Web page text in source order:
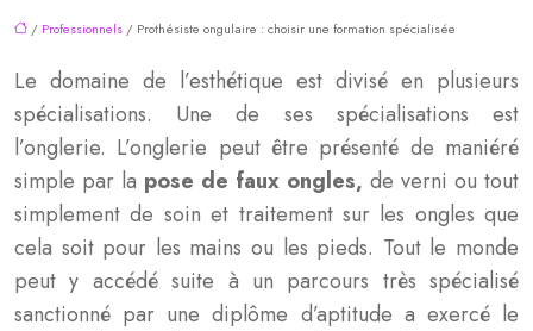
/ Professionnels / Prothésiste ongulaire : choisir une formation spécialisée
Le domaine de l’esthétique est divisé en plusieurs
spécialisations. Une de ses spécialisations est
l’onglerie. L’onglerie peut être présenté de maniéré
simple par la pose de faux ongles, de verni ou tout
simplement de soin et traitement sur les ongles que
cela soit pour les mains ou les pieds. Tout le monde
peut y accédé suite à un parcours très spécialisé
sanctionné par une diplôme d’aptitude a exercé le